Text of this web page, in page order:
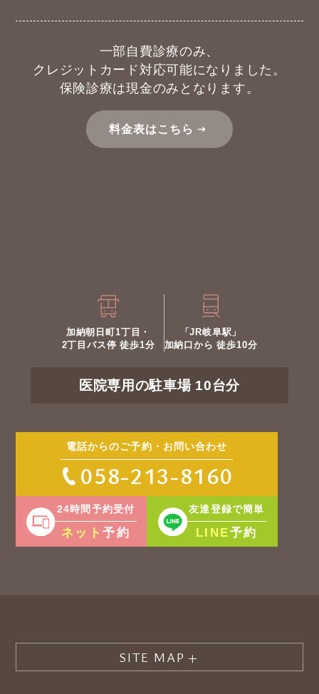
一部自費診療のみ、
クレジットカード対応可能になりました。
保険診療は現金のみとなります。
料金表はこちら
加納朝日町1丁目・
2丁目バス停 徒歩1分
「JR岐阜駅」
加納口から 徒歩10分
医院専用の駐車場 10台分
電話からのご予約・お問い合わせ
058-213-8160
24時間予約受付
ネット予約
友達登録で簡単
LINE予約
SITE MAP